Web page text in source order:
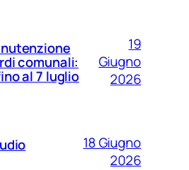
comunali:
al 7 luglio
19
Giugno
2026
18 Giugno
2026